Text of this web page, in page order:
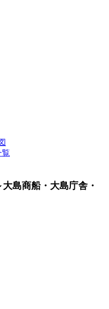
覧
島商船・大島庁舎・